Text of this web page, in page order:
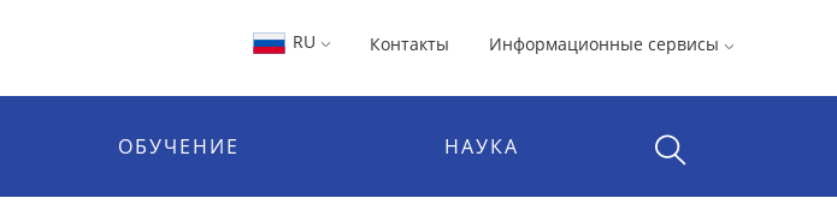
RU Контакты Информационные сервисы
ОБУЧЕНИЕ НАУКА